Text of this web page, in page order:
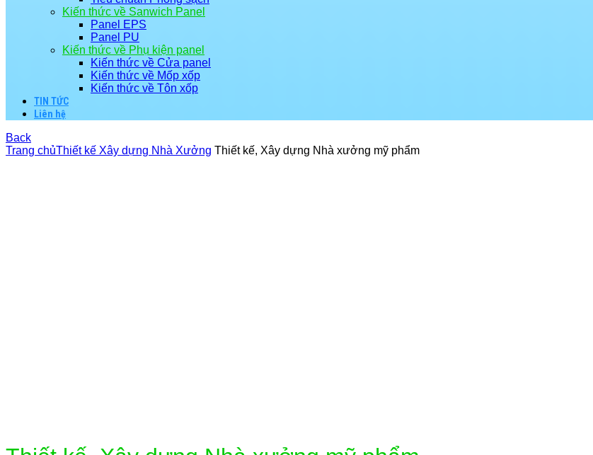
Kiến thức về Sanwich Panel
Panel EPS
Panel PU
Kiến thức về Phụ kiện panel
Kiến thức về Cửa panel
Kiến thức về Mốp xốp
Kiến thức về Tôn xốp
TIN TỨC
Liên hệ
Back
Trang chủThiết kế Xây dựng Nhà Xưởng Thiết kế, Xây dựng Nhà xưởng mỹ phẩm